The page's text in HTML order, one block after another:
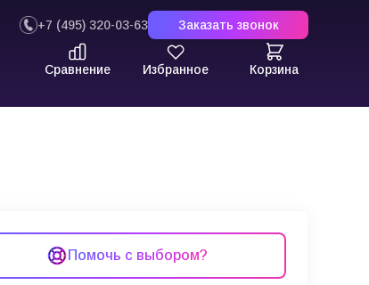
+7 (495) 320-03-63 Заказать звонок
Сравнение Избранное Корзина
Помочь с выбором?